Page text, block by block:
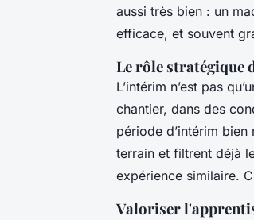
aussi très bien : un
efficace, et souvent
Le rôle stratégique
L’intérim n’est pas
chantier, dans des
période d’intérim bien
terrain et filtrent déjà
expérience similaire.
Valoriser